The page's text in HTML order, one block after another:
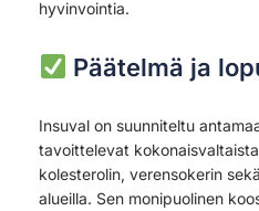
hyvinvointia.
Päätelmä ja
Insuval on suunniteltu
tavoittelevat
kolesterolin, verensokerin
alueilla. Sen monipuolinen